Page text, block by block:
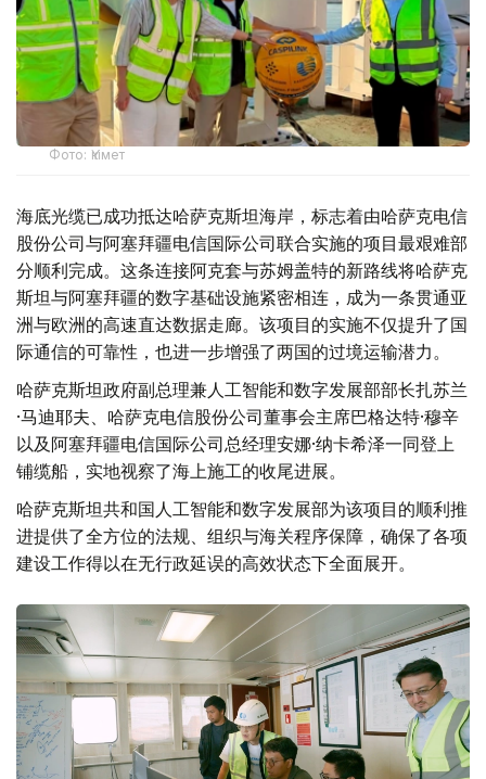
Фото: Үкімет
海底光缆已成功抵达哈萨克斯坦海岸，标志着由哈萨克电信
股份公司与阿塞拜疆电信国际公司联合实施的项目最艰难部
分顺利完成。这条连接阿克套与苏姆盖特的新路线将哈萨克
斯坦与阿塞拜疆的数字基础设施紧密相连，成为一条贯通亚
洲与欧洲的高速直达数据走廊。该项目的实施不仅提升了国
际通信的可靠性，也进一步增强了两国的过境运输潜力。
哈萨克斯坦政府副总理兼人工智能和数字发展部部长扎苏兰
·马迪耶夫、哈萨克电信股份公司董事会主席巴格达特·穆辛
以及阿塞拜疆电信国际公司总经理安娜·纳卡希泽一同登上
铺缆船，实地视察了海上施工的收尾进展。
哈萨克斯坦共和国人工智能和数字发展部为该项目的顺利推
进提供了全方位的法规、组织与海关程序保障，确保了各项
建设工作得以在无行政延误的高效状态下全面展开。